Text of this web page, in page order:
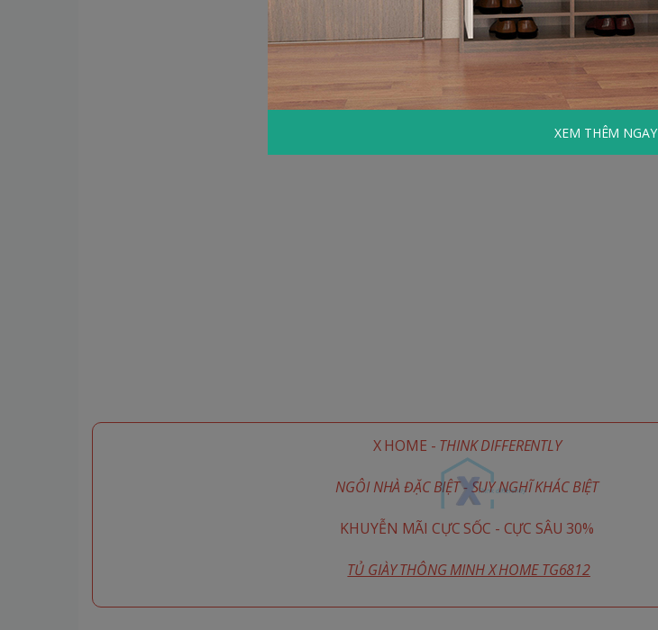
X HOME - THINK DIFFERENTLY
NGÔI NHÀ ĐẶC BIỆT - SUY NGHĨ KHÁC BIỆT
KHUYỄN MÃI CỰC SỐC - CỰC SÂU 30%
TỦ GIÀY THÔNG MINH X HOME TG6812
XEM THÊM NGAY